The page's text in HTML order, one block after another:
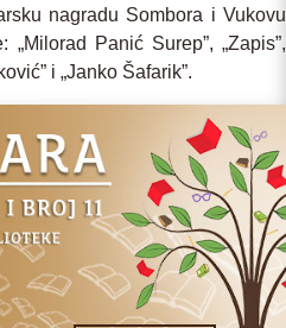
nagradu Sombora i Vukovu
Panić Surep”, „Zapis”,
i „Janko Šafarik”.